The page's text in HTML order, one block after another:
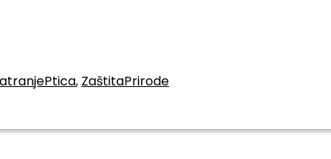
, ZaštitaPrirode